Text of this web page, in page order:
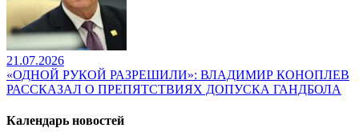
21.07.2026
«ОДНОЙ РУКОЙ РАЗРЕШИЛИ»: ВЛАДИМИР КОНОПЛЕВ
РАССКАЗАЛ О ПРЕПЯТСТВИЯХ ДОПУСКА ГАНДБОЛА
Календарь новостей